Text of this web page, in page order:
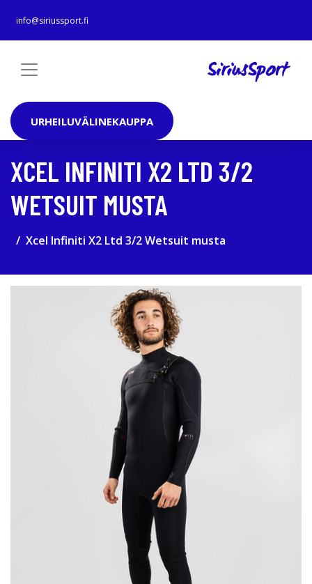
info@siriussport.fi
URHEILUVÄLINEKAUPPA
XCEL INFINITI X2 LTD 3/2
WETSUIT MUSTA
Xcel Infiniti X2 Ltd 3/2 Wetsuit musta